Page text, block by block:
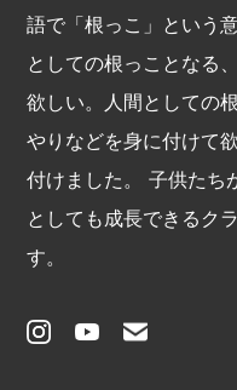
語で「根っこ」という
としての根っことなる
欲しい。人間としての
やりなどを身に付けて
付けました。 子供たち
としても成⾧できるク
す。